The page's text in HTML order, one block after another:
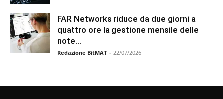
FAR Networks riduce da due giorni a
quattro ore la gestione mensile delle
note...
Redazione BitMAT - 22/07/2026